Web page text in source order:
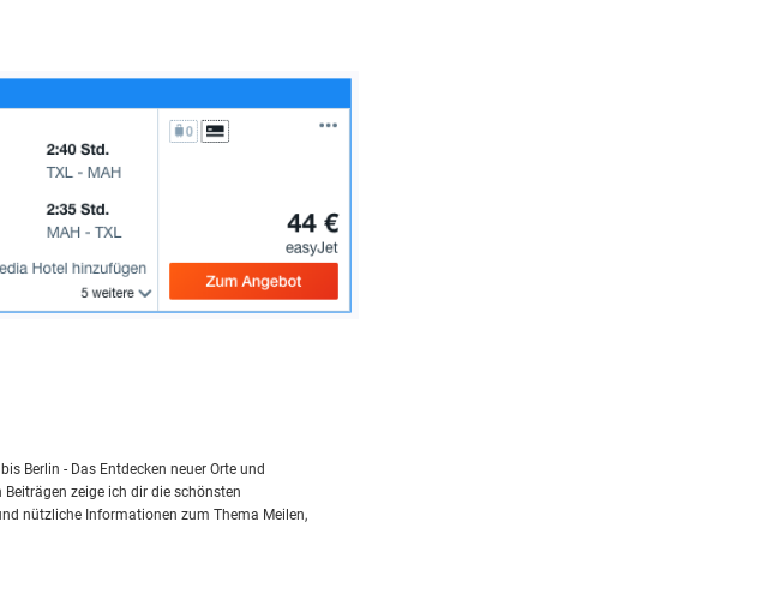
Berlin - Das Entdecken neuer Orte und
zeige ich dir die schönsten
nützliche Informationen zum Thema Meilen,